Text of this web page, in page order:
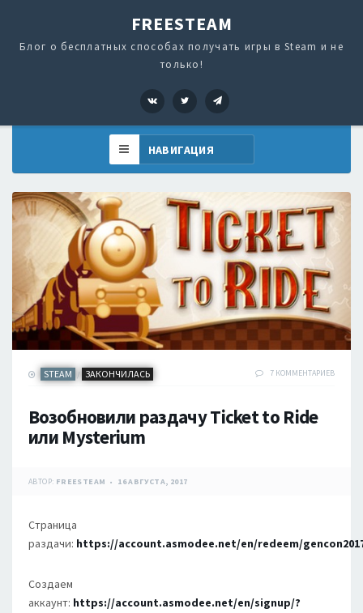
FREESTEAM
Блог о бесплатных способах получать игры в Steam и не
только!
VK Twitter
STEAM / ЗАКОНЧИЛАСЬ 7 КОММЕНТАРИЕВ
Возобновили раздачу Ticket to Ride
или Mysterium
АВТОР: FREESTEAM 16 АВГУСТА, 2017
Страница
раздачи: https://account.asmodee.net/en/redeem/
Создаем
аккаунт: https://account.asmodee.net/en/signup/?